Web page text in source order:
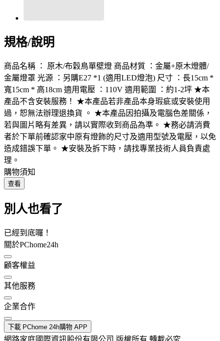
規格/說明
商品名稱 ： 原木/布穀鳥單壁燈 商品材質 ：金屬+原木燈體/
金屬燈罩 光源 ：另購E27 *1 (適用LED燈泡) 尺寸 ：長15cm *
寬15cm * 高18cm 適用電壓 ：110V 適用範圍 ：約1-2坪 ★本
產品不含安裝服務！ ★本產品若非產品本身瑕疵或安裝使用
過，恕無法辦理退換貨 。 ★本產品因拍攝及電腦色差關係，
若與圖片略有差異，請以實際收到商品為準。 ★務必請消費
者於下單前確認家中原有燈飾的尺寸及適用型號及電壓，以免
造成錯誤下單。 ★安裝及拆下時，請找專業技術人員負責處
理。
購物須知
查看
別人也看了
已經到底囉！
關於PChome24h
顧客權益
其他服務
企業合作
下載 PChome 24h購物 APP
網路家庭國際資訊股份有限公司 版權所有 轉載必究